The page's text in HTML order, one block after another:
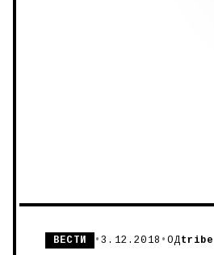
ВЕСТИ •3.12.2018 •ОДtribe